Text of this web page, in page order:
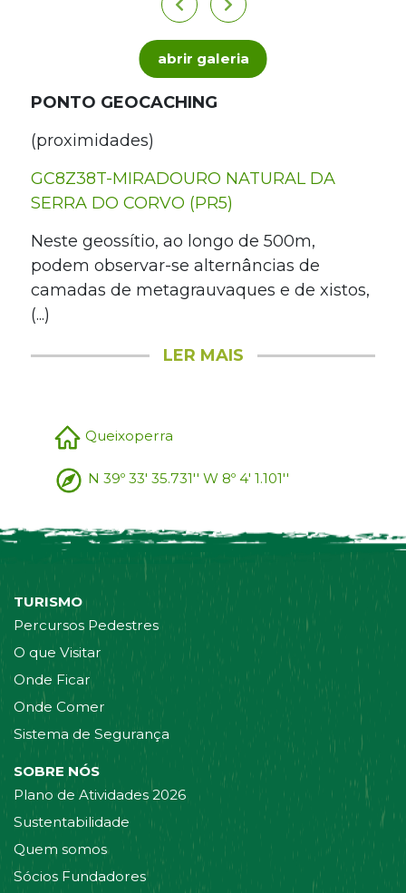
abrir galeria
PONTO GEOCACHING
(proximidades)
GC8Z38T-MIRADOURO NATURAL DA
SERRA DO CORVO (PR5)
Neste geossítio, ao longo de 500m,
podem observar-se alternâncias de
camadas de metagrauvaques e de xistos,
(...)
LER MAIS
Queixoperra
N 39º 33' 35.731'' W 8º 4' 1.101''
TURISMO
Percursos Pedestres
O que Visitar
Onde Ficar
Onde Comer
Sistema de Segurança
SOBRE NÓS
Plano de Atividades 2026
Sustentabilidade
Quem somos
Sócios Fundadores